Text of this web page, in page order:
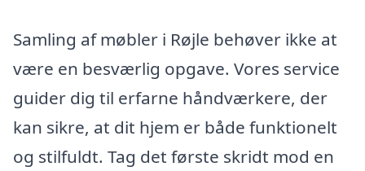
Samling af møbler i Røjle behøver ikke at
være en besværlig opgave. Vores service
guider dig til erfarne håndværkere, der
kan sikre, at dit hjem er både funktionelt
og stilfuldt. Tag det første skridt mod en